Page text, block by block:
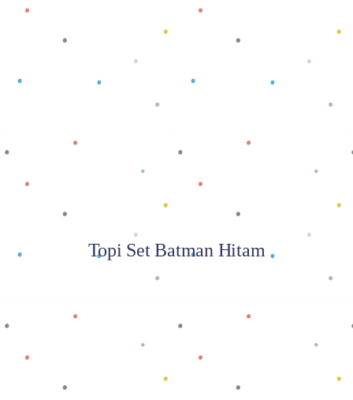
Baca selengkapnya
Topi Set Batman Hitam